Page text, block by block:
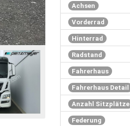
Achsen
Vorderrad
Hinterrad
Radstand
Fahrerhaus
Fahrerhaus Detail
Anzahl Sitzplätze
Federung